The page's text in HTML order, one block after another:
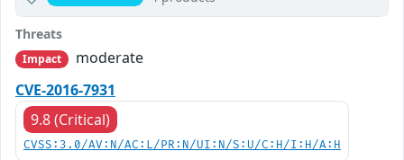
Threats
Impact
moderate
CVE-2016-7931
9.8 (Critical)
CVSS:3.0/AV:N/AC:L/PR:N/UI:N/S:U/C:H/I:H/A:H